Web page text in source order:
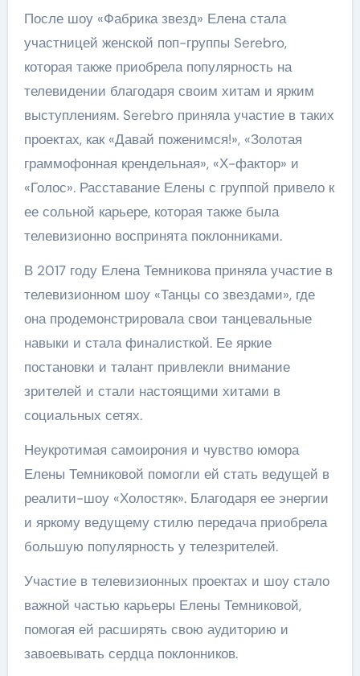
После шоу «Фабрика звезд» Елена стала
участницей женской поп-группы Serebro,
которая также приобрела популярность на
телевидении благодаря своим хитам и ярким
выступлениям. Serebro приняла участие в таких
проектах, как «Давай поженимся!», «Золотая
граммофонная крендельная», «Х-фактор» и
«Голос». Расставание Елены с группой привело к
ее сольной карьере, которая также была
телевизионно воспринята поклонниками.
В 2017 году Елена Темникова приняла участие в
телевизионном шоу «Танцы со звездами», где
она продемонстрировала свои танцевальные
навыки и стала финалисткой. Ее яркие
постановки и талант привлекли внимание
зрителей и стали настоящими хитами в
социальных сетях.
Неукротимая самоирония и чувство юмора
Елены Темниковой помогли ей стать ведущей в
реалити-шоу «Холостяк». Благодаря ее энергии
и яркому ведущему стилю передача приобрела
большую популярность у телезрителей.
Участие в телевизионных проектах и шоу стало
важной частью карьеры Елены Темниковой,
помогая ей расширять свою аудиторию и
завоевывать сердца поклонников.